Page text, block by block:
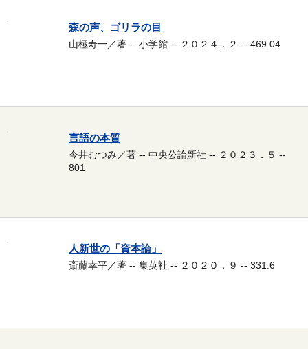
森の声、ゴリラの目
山極寿一／著 -- 小学館 -- ２０２４．２ -- 469.04
言語の本質
今井むつみ／著 -- 中央公論新社 -- ２０２３．５ --
801
人新世の「資本論」
斎藤幸平／著 -- 集英社 -- ２０２０．９ -- 331.6